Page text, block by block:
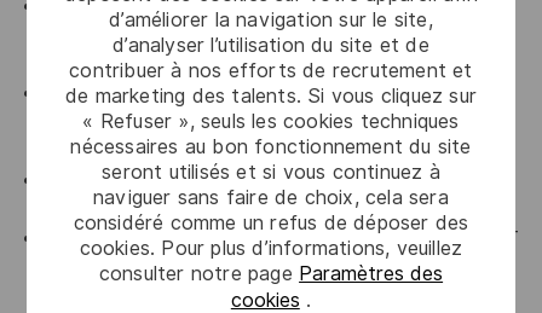
d’améliorer la navigation sur le site,
d’analyser l’utilisation du site et de
contribuer à nos efforts de recrutement et
de marketing des talents. Si vous cliquez sur
« Refuser », seuls les cookies techniques
nécessaires au bon fonctionnement du site
seront utilisés et si vous continuez à
naviguer sans faire de choix, cela sera
considéré comme un refus de déposer des
cookies. Pour plus d’informations, veuillez
consulter notre page Paramètres des
cookies .
Conoscenze legislative ed esperienze in ambito
Difesa o più in generale in ambito di Pubblica
Amministrazione;
Conoscenze ed esperienze in ambito Sicurezza
Industriale; Conoscenze ed esperienze in ambito
HSE;
Certificazione PMI/PMP - IPMA Project Manager
(o equivalente) è un plus;
Conoscenze di MICROSOFT OFFICE, MS PROJECT
e altri tool per la pianificazione delle attività e per la